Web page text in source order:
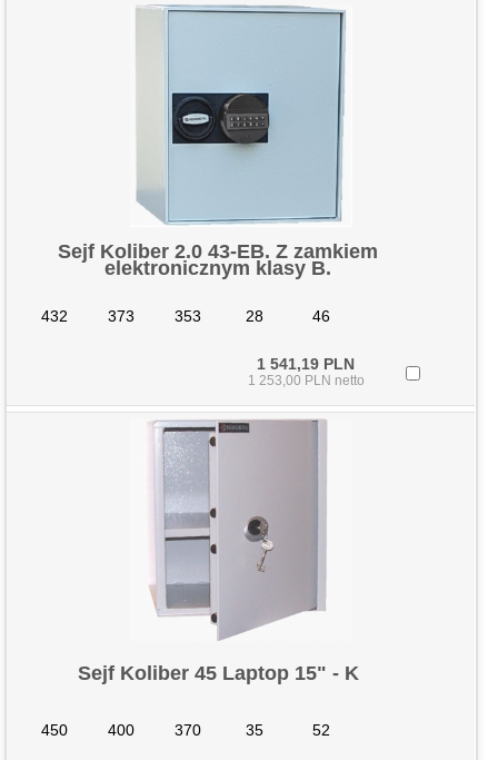
Sejf Koliber 2.0 43-EB. Z zamkiem
elektronicznym klasy B.
432 373 353 28 46
1 541,19 PLN
1 253,00 PLN netto
Sejf Koliber 45 Laptop 15" - K
450 400 370 35 52